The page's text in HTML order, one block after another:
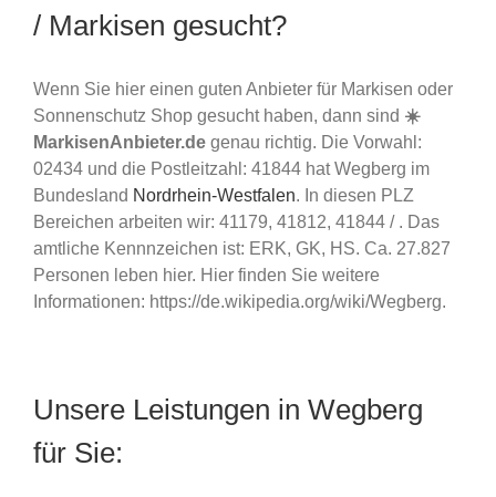
/ Markisen gesucht?
Wenn Sie hier einen guten Anbieter für Markisen oder
Sonnenschutz Shop gesucht haben, dann sind ☀️
MarkisenAnbieter.de genau richtig. Die Vorwahl:
02434 und die Postleitzahl: 41844 hat Wegberg im
Bundesland Nordrhein-Westfalen. In diesen PLZ
Bereichen arbeiten wir: 41179, 41812, 41844 / . Das
amtliche Kennnzeichen ist: ERK, GK, HS. Ca. 27.827
Personen leben hier. Hier finden Sie weitere
Informationen: https://de.wikipedia.org/wiki/Wegberg.
Unsere Leistungen in Wegberg
für Sie: